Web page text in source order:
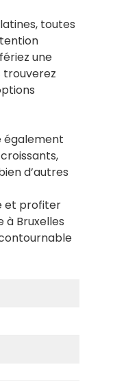
toutes
une
trouverez
également
d’autres
et profiter
à Bruxelles